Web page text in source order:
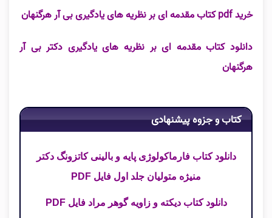
خرید pdf کتاب مقدمه ای بر نظریه های یادگیری بی آر هرگنهان
دانلود کتاب مقدمه ای بر نظریه های یادگیری دکتر بی آر
هرگنهان
کتاب و جزوه پیشنهادی
دانلود کتاب فارماکولوژی پایه و بالینی کاتزونگ دکتر
منیژه متولیان جلد اول فایل PDF
دانلود کتاب دیکته و زاویه گوهر مراد فایل PDF